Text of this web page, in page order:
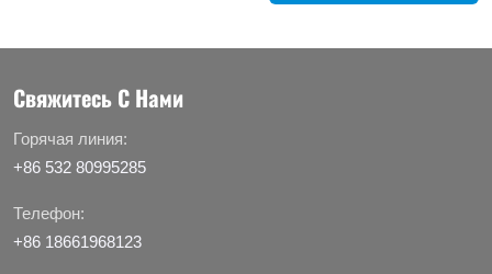
Свяжитесь С Нами
Горячая линия:
+86 532 80995285
Телефон:
+86 18661968123